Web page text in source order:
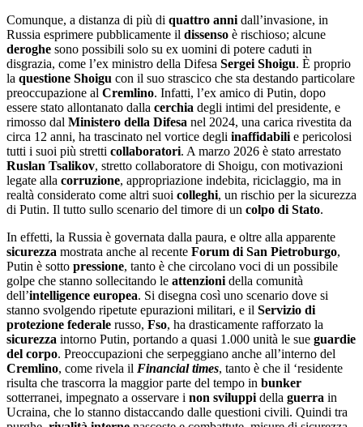
Comunque, a distanza di più di quattro anni dall’invasione, in
Russia esprimere pubblicamente il dissenso è rischioso; alcune
deroghe sono possibili solo su ex uomini di potere caduti in
disgrazia, come l’ex ministro della Difesa Sergei Shoigu. È proprio
la questione Shoigu con il suo strascico che sta destando particolare
preoccupazione al Cremlino. Infatti, l’ex amico di Putin, dopo
essere stato allontanato dalla cerchia degli intimi del presidente, e
rimosso dal Ministero della Difesa nel 2024, una carica rivestita da
circa 12 anni, ha trascinato nel vortice degli inaffidabili e pericolosi
tutti i suoi più stretti collaboratori. A marzo 2026 è stato arrestato
Ruslan Tsalikov, stretto collaboratore di Shoigu, con motivazioni
legate alla corruzione, appropriazione indebita, riciclaggio, ma in
realtà considerato come altri suoi colleghi, un rischio per la sicurezza
di Putin. Il tutto sullo scenario del timore di un colpo di Stato.
In effetti, la Russia è governata dalla paura, e oltre alla apparente
sicurezza mostrata anche al recente Forum di San Pietroburgo,
Putin è sotto pressione, tanto è che circolano voci di un possibile
golpe che stanno sollecitando le attenzioni della comunità
dell’intelligence europea. Si disegna così uno scenario dove si
stanno svolgendo ripetute epurazioni militari, e il Servizio di
protezione federale russo, Fso, ha drasticamente rafforzato la
sicurezza intorno Putin, portando a quasi 1.000 unità le sue guardie
del corpo. Preoccupazioni che serpeggiano anche all’interno del
Cremlino, come rivela il Financialtimes, tanto è che il ‘residente
risulta che trascorra la maggior parte del tempo in bunker
sotterranei, impegnato a osservare i non sviluppi della guerra in
Ucraina, che lo stanno distaccando dalle questioni civili. Quindi tra